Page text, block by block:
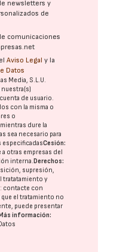
newsletters y
de
comunicaciones
Aviso Legal y la
Datos
Media, S.L.U.
de usuario.
con la misma o
o
mientras dure la
sea necesario para
especificadasCesión:
a otras empresas del
interna. Derechos:
supresión,
tratatamiento y
contacte con
el tratamiento no
puede presentar
Más información: